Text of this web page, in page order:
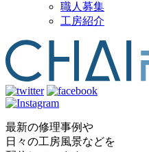
職人募集
工房紹介
最新の修理事例や
日々の工房風景などを